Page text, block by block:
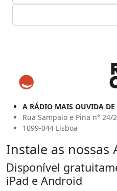
A RÁDIO MAIS OUVIDA DE
Rua Sampaio e Pina n° 24/
1099-044 Lisboa
Instale as nossas
Disponível
iPad e Android